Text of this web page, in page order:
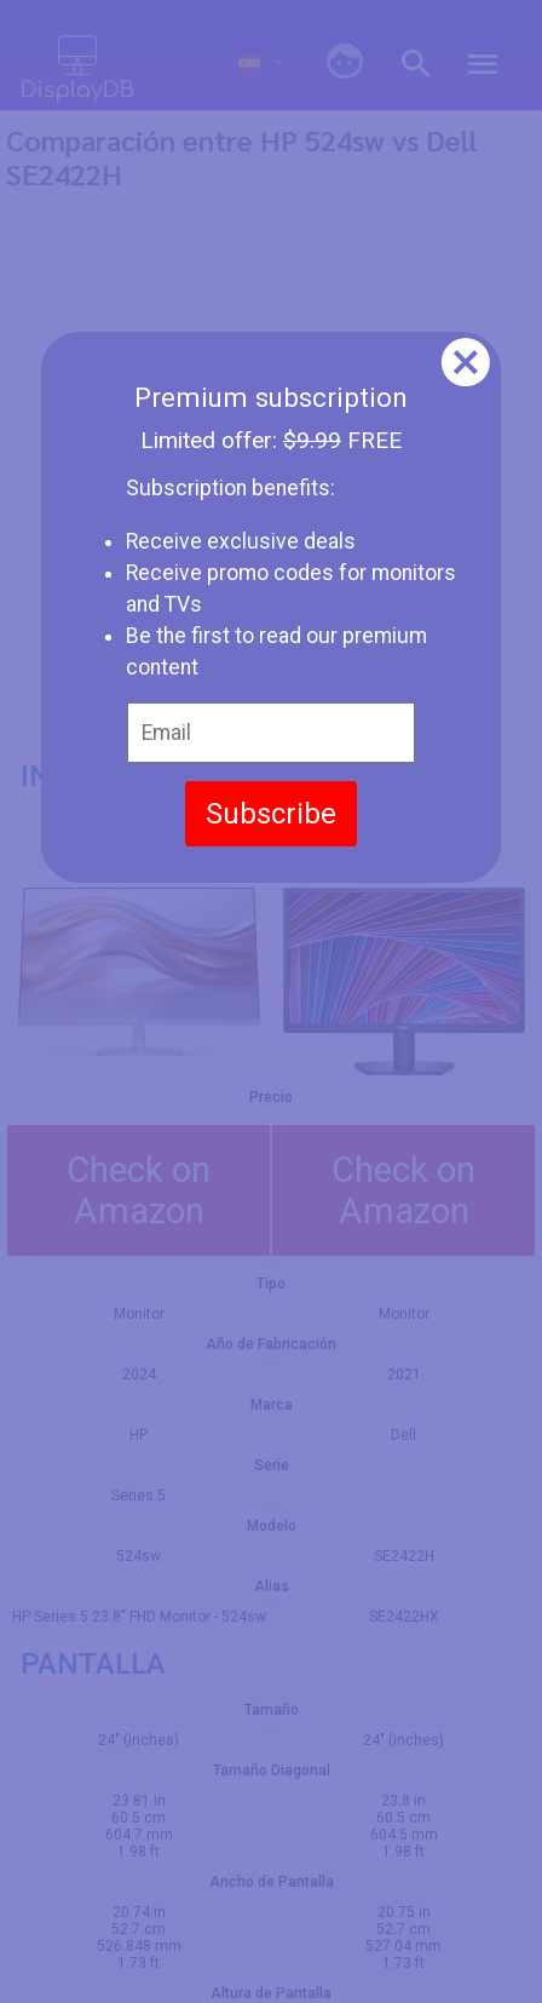
Premium subscription
Limited offer: $9.99FREE
Subscription benefits:
Receive exclusive deals
Receive promo codes for monitors
and TVs
Be the first to read our premium
content
Subscribe
Comparación entre HP 524sw vs Dell
SE2422H
INFORMACIÓN GENERAL
Modelo
Precio
Check on
Amazon
Check on
Amazon
Tipo
Monitor
Monitor
Año de Fabricación
2024
2021
Marca
HP
Dell
Serie
Series 5
Modelo
524sw
SE2422H
Alias
HP Series 5 23.8" FHD Monitor - 524sw
SE2422HX
PANTALLA
Tamaño
24" (inches)
24" (inches)
Tamaño Diagonal
23.81 in
60.5 cm
604.7 mm
1.98 ft
23.8 in
60.5 cm
604.5 mm
1.98 ft
Ancho de Pantalla
20.74 in
52.7 cm
526.848 mm
1.73 ft
20.75 in
52.7 cm
527.04 mm
1.73 ft
Altura de Pantalla